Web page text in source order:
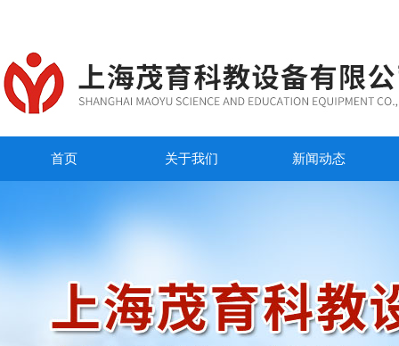
首页 关于我们 新闻动态